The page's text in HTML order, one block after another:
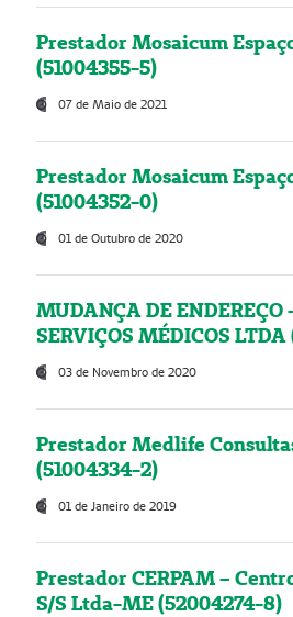
Prestador Mosaicum
(51004355-5)
07 de Maio de 2021
Prestador Mosaicum
(51004352-0)
01 de Outubro de 2020
MUDANÇA DE ENDEREÇO
SERVIÇOS MÉDICOS
03 de Novembro de 2020
Prestador Medlife
(51004334-2)
01 de Janeiro de 2019
Prestador CERPAM –
S/S Ltda-ME (52004274-8)